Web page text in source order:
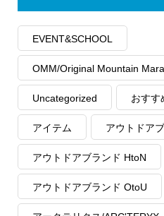
EVENT&SCHOOL
OMM/Original Mountain
Uncategorized おすす
アイテム アウトドア
アウトドアブランド HtoN
アウトドアブランド OtoU